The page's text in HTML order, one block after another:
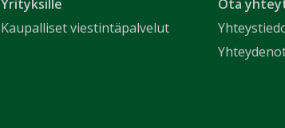
Yrityksille
Kaupalliset viestintäpalvelut
Ota